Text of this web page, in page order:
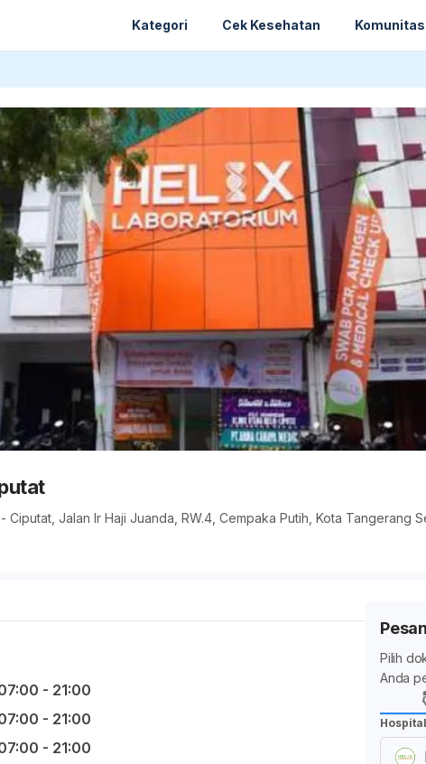
Kategori Cek Kesehatan Komunitas
Ciputat, Jalan Ir Haji Juanda, RW.4, Cempaka Putih, Kota Tangerang
- 21:00
- 21:00
- 21:00
Pilih
Anda
Hospital